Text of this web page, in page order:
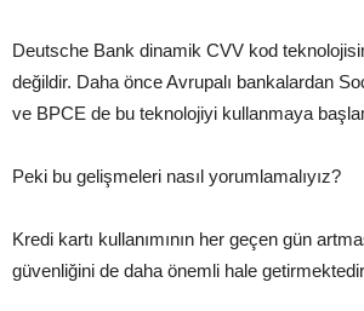
Deutsche Bank dinamik CVV kod
değildir. Daha önce Avrupalı bankalardan
ve BPCE de bu teknolojiyi kullanmaya
Peki bu gelişmeleri nasıl yorumlamalıyız?
Kredi kartı kullanımının her geçen gün
güvenliğini de daha önemli hale